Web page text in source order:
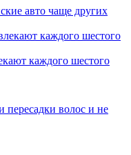
авто чаще других
каждого шестого
пересадки волос и не